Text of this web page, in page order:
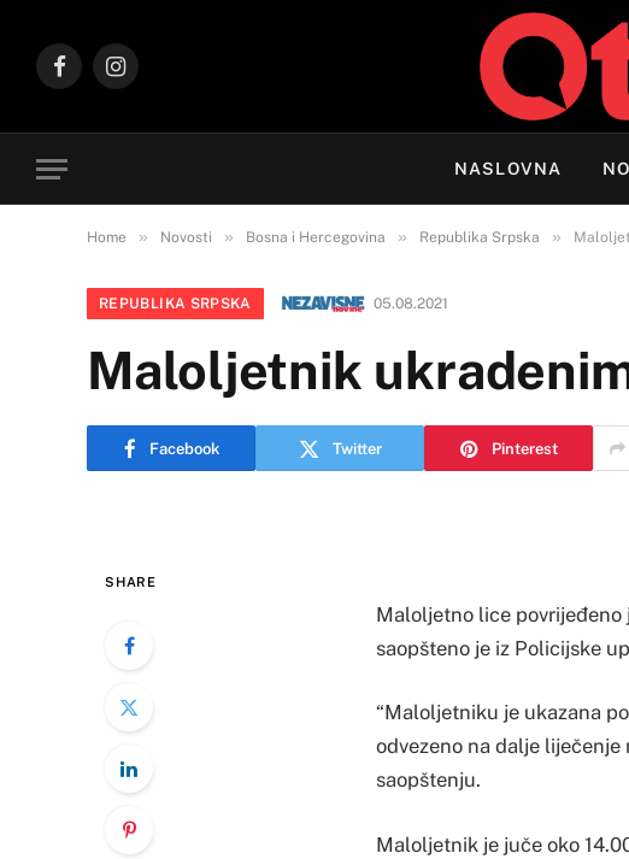
FacebookInstagram
NASLOVNA
Home » Novosti » Bosna i Hercegovina » Republika Srpska »
REPUBLIKA SRPSKA 05.08.2021
Maloljetnik
Facebook Twitter Pinterest
SHARE
Maloljetno lice povrijeđeno
saopšteno je iz Policijske
“Maloljetniku je ukazana
odvezeno na dalje liječenje
saopštenju.
Maloljetnik je juče oko